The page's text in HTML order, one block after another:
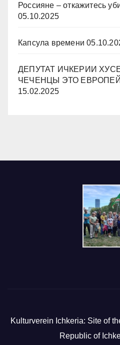
Россияне – откажитесь
05.10.2025
Капсула времени
ДЕПУТАТ ИЧКЕРИИ
ЧЕЧЕНЦЫ ЭТО
15.02.2025
Kulturverein Ichkeria: Site of
Republic of